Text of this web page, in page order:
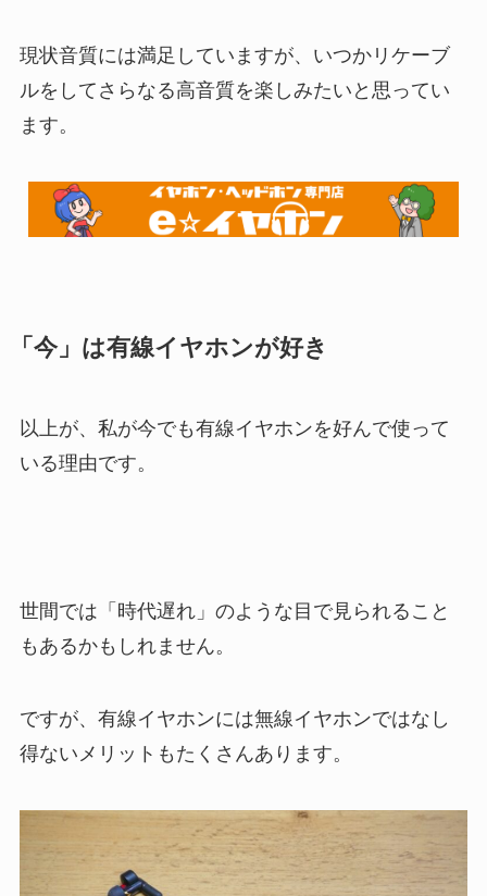
現状音質には満足していますが、いつかリケーブ
ルをしてさらなる高音質を楽しみたいと思ってい
ます。
「今」は有線イヤホンが好き
以上が、私が今でも有線イヤホンを好んで使って
いる理由です。
世間では「時代遅れ」のような目で見られること
もあるかもしれません。
ですが、有線イヤホンには無線イヤホンではなし
得ないメリットもたくさんあります。